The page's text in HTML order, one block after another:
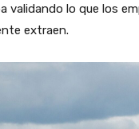
validando lo que los
extraen.